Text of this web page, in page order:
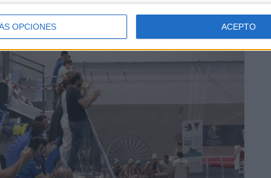
OPCIONES ACEPTO